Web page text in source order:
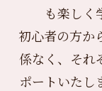
も楽しく
初心者の方か
係なく、それ
ポートいたし